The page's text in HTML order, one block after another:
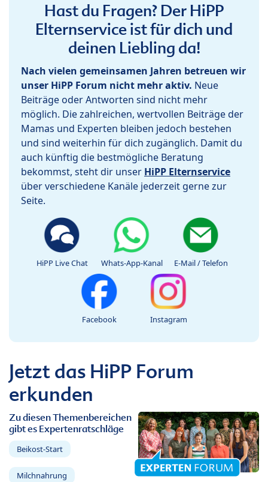
Hast du Fragen? Der HiPP
Elternservice ist für dich und
deinen Liebling da!
Nach vielen gemeinsamen Jahren betreuen wir
unser HiPP Forum nicht mehr aktiv. Neue
Beiträge oder Antworten sind nicht mehr
möglich. Die zahlreichen, wertvollen Beiträge der
Mamas und Experten bleiben jedoch bestehen
und sind weiterhin für dich zugänglich. Damit du
auch künftig die bestmögliche Beratung
bekommst, steht dir unser HiPP Elternservice
über verschiedene Kanäle jederzeit gerne zur
Seite.
HiPP Live Chat Whats-App-Kanal E-Mail / Telefon
Facebook Instagram
Jetzt das HiPP Forum
erkunden
Zu diesen Themenbereichen
gibt es Expertenratschläge
Beikost-Start
Milchnahrung